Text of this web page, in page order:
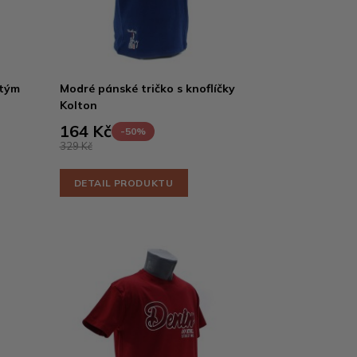
Modré pánské tričko s knoflíčky
Kolton
164 Kč -50%
329 Kč
DETAIL PRODUKTU